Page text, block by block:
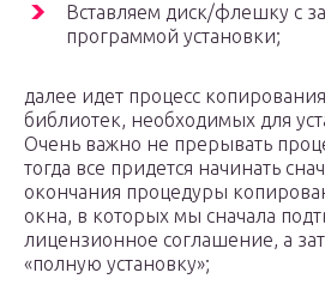
Вставляем диск/флешку с
программой установки;
далее идет процесс
библиотек, необходимых для
Очень важно не прерывать
тогда все придется начинать
окончания процедуры
окна, в которых мы сначала
лицензионное соглашение, а
«полную установку»;